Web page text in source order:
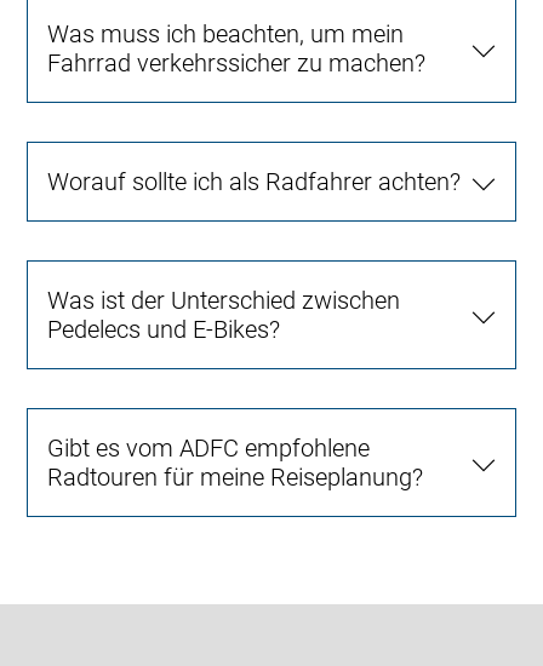
Was muss ich beachten, um mein
Fahrrad verkehrssicher zu machen?
Worauf sollte ich als Radfahrer achten?
Was ist der Unterschied zwischen
Pedelecs und E-Bikes?
Gibt es vom ADFC empfohlene
Radtouren für meine Reiseplanung?